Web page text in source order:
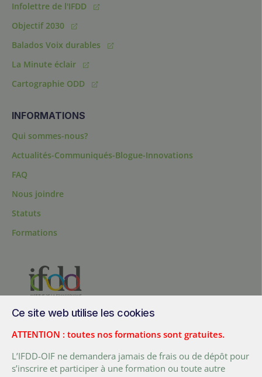
Infolettre de l'IFDD
Objectif 2030
Balados Voix durables
La Minute éclair
Cartographie ODD
INFORMATIONS
Qui sommes-nous?
Actualités-Communiqués-Blogue-Innovations
FAQ
Nous joindre
Statuts
Formations
Canada
Tél. :+ (1) 418 692 5727
Fax :+ (1) 418 692 5644
Ce site web utilise les cookies
ATTENTION : toutes nos formations sont gratuites.
L’IFDD-OIF ne demandera jamais de frais ou de dépôt pour
s’inscrire et participer à une formation ou toute autre